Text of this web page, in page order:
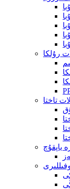
رۇلكا
تاختا
ياپقۇچ